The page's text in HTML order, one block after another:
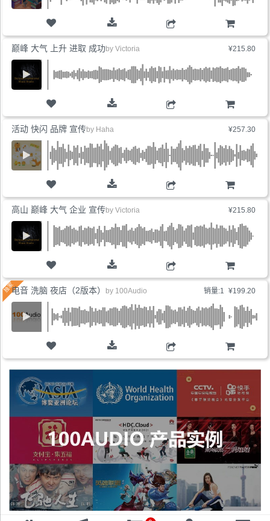
购物车
¥215.80
购物车
巅峰 大气 上升 进取 成功by Victoria
¥257.30
购物车
活动 快闪 品牌 宣传by Haha
¥215.80
购物车
高山 巅峰 大气 企业 宣传by Victoria
销量:1 ¥199.20
购物车
电音 洗脑 夜店（2版本） by 100Audio